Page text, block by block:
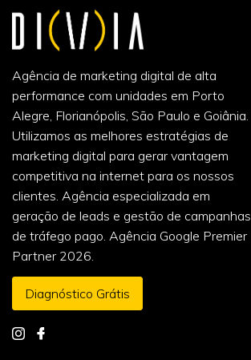
Agência de marketing digital de alta
performance com unidades em Porto
Alegre, Florianópolis, São Paulo e Goiânia.
Utilizamos as melhores estratégias de
marketing digital para gerar vantagem
competitiva na internet para os nossos
clientes. Agência especializada em
geração de leads e gestão de campanhas
de tráfego pago. Agência Google Premier
Partner 2026.
Diagnóstico Grátis